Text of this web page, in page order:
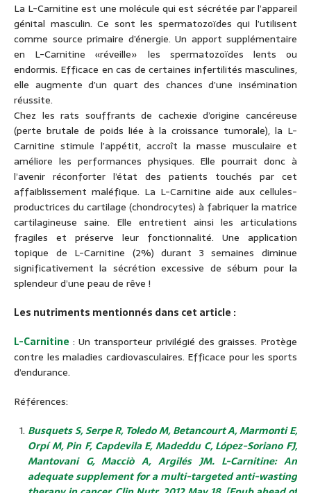
La L-Carnitine est une molécule qui est sécrétée par l’appareil
génital masculin. Ce sont les spermatozoïdes qui l’utilisent
comme source primaire d’énergie. Un apport supplémentaire
en L-Carnitine «réveille» les spermatozoïdes lents ou
endormis. Efficace en cas de certaines infertilités masculines,
elle augmente d’un quart des chances d’une insémination
réussite.
Chez les rats souffrants de cachexie d’origine cancéreuse
(perte brutale de poids liée à la croissance tumorale), la L-
Carnitine stimule l’appétit, accroît la masse musculaire et
améliore les performances physiques. Elle pourrait donc à
l’avenir réconforter l’état des patients touchés par cet
affaiblissement maléfique. La L-Carnitine aide aux cellules-
productrices du cartilage (chondrocytes) à fabriquer la matrice
cartilagineuse saine. Elle entretient ainsi les articulations
fragiles et préserve leur fonctionnalité. Une application
topique de L-Carnitine (2%) durant 3 semaines diminue
significativement la sécrétion excessive de sébum pour la
splendeur d’une peau de rêve !
Les nutriments mentionnés dans cet article :
L-Carnitine : Un transporteur privilégié des graisses. Protège
contre les maladies cardiovasculaires. Efficace pour les sports
d’endurance.
Références:
Busquets S, Serpe R, Toledo M, Betancourt A, Marmonti E,
Orpí M, Pin F, Capdevila E, Madeddu C, López-Soriano FJ,
Mantovani G, Macciò A, Argilés JM. L-Carnitine: An
adequate supplement for a multi-targeted anti-wasting